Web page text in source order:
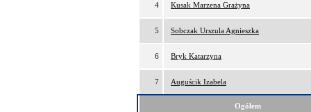
4 Kusak Marzena Grażyna
5 Sobczak Urszula Agnieszka
6 Bryk Katarzyna
7 Auguścik Izabela
Ogółem